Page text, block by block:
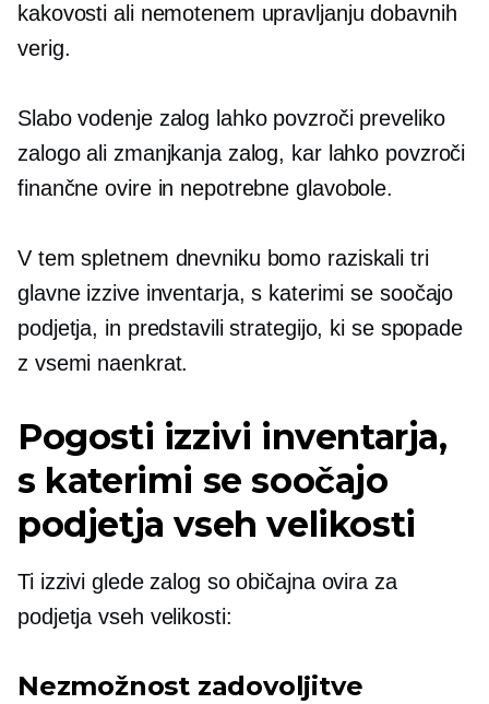
kakovosti ali nemotenem upravljanju dobavnih
verig.
Slabo vodenje zalog lahko povzroči preveliko
zalogo ali zmanjkanja zalog, kar lahko povzroči
finančne ovire in nepotrebne glavobole.
V tem spletnem dnevniku bomo raziskali tri
glavne izzive inventarja, s katerimi se soočajo
podjetja, in predstavili strategijo, ki se spopade
z vsemi naenkrat.
Pogosti izzivi inventarja,
s katerimi se soočajo
podjetja vseh velikosti
Ti izzivi glede zalog so običajna ovira za
podjetja vseh velikosti:
Nezmožnost zadovoljitve